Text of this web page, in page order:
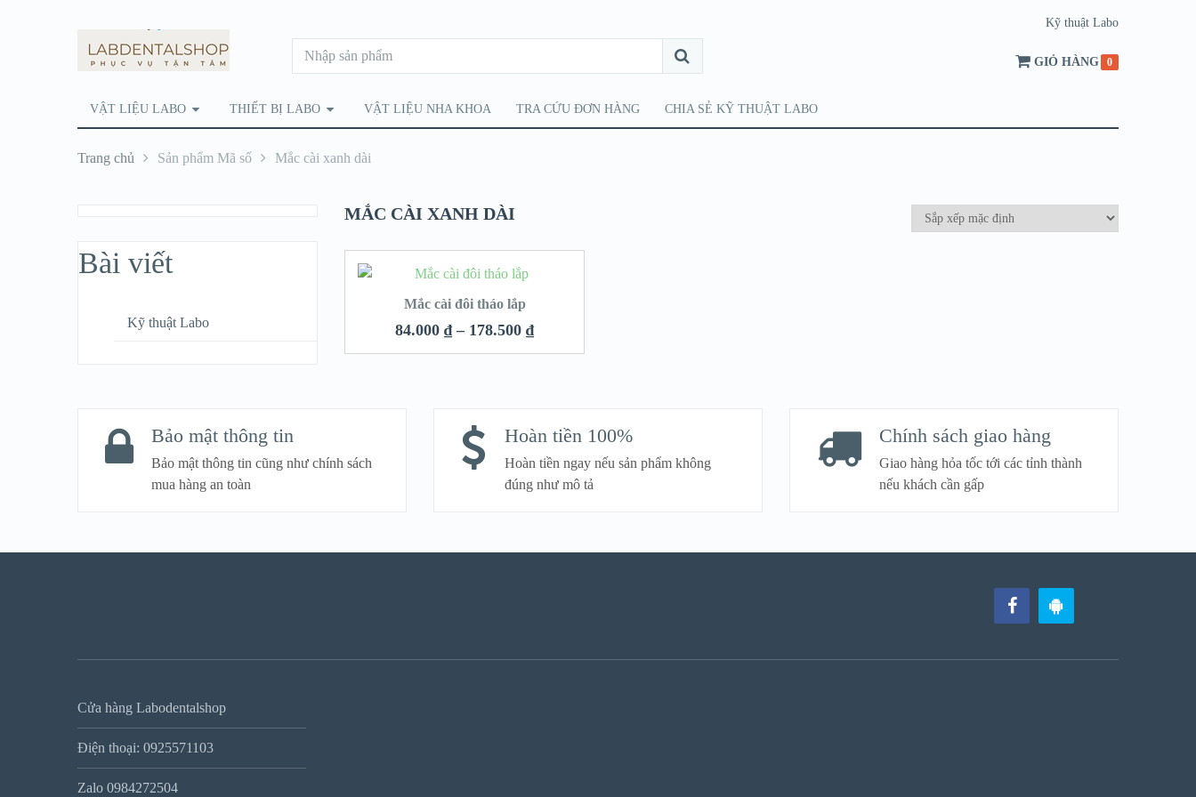
Kỹ thuật Labo
GIỎ HÀNG 0
VẬT LIỆU LABO THIẾT BỊ LABO VẬT LIỆU NHA KHOA TRA CỨU ĐƠN HÀNG CHIA SẺ KỸ THUẬT LABO
Trang chủ Sản phẩm Mã số Mắc cài xanh dài
MẮC CÀI XANH DÀI
Mắc cài đôi tháo lắp
84.000₫ – 178.500₫
Bài viết
Kỹ thuật Labo
Bảo mật thông tin
Bảo mật thông tin cũng như chính sách
mua hàng an toàn
Hoàn tiền 100%
Hoàn tiền ngay nếu sản phẩm không
đúng như mô tả
Chính sách giao hàng
Giao hàng hỏa tốc tới các tỉnh thành
nếu khách cần gấp
Cửa hàng Labodentalshop
Điện thoại: 0925571103
Zalo 0984272504